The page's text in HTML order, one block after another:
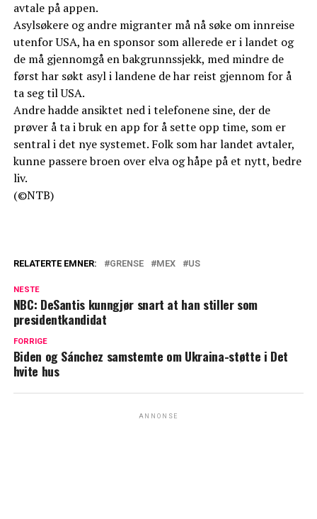
avtale på appen.
Asylsøkere og andre migranter må nå søke om innreise
utenfor USA, ha en sponsor som allerede er i landet og
de må gjennomgå en bakgrunnssjekk, med mindre de
først har søkt asyl i landene de har reist gjennom for å
ta seg til USA.
Andre hadde ansiktet ned i telefonene sine, der de
prøver å ta i bruk en app for å sette opp time, som er
sentral i det nye systemet. Folk som har landet avtaler,
kunne passere broen over elva og håpe på et nytt, bedre
liv.
(©NTB)
RELATERTE EMNER: GRENSE MEX US
NESTE
NBC: DeSantis kunngjør snart at han stiller som
presidentkandidat
FORRIGE
Biden og Sánchez samstemte om Ukraina-støtte i Det
hvite hus
ANNONSE